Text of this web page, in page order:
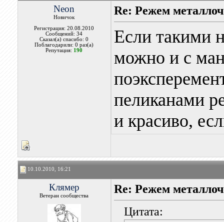
Neon
Новичок
Регистрация: 20.08.2010
Сообщений: 34
Сказал(а) спасибо: 0
Поблагодарили: 0 раз(а)
Репутация: 190
Re: Режем
Если такими
можно и с
пеликанами
и красиво,
10.10.2010, 16:21
Клямер
Ветеран сообщества
Re: Режем
Цитата: